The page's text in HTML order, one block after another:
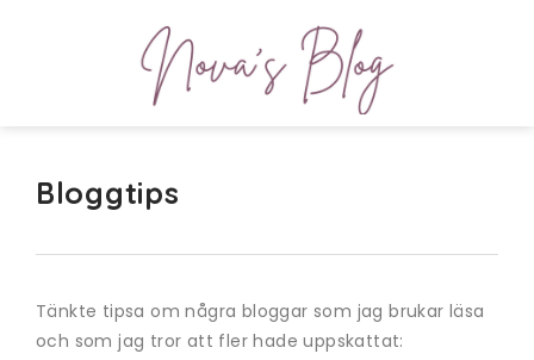
Bloggtips
Tänkte tipsa om några bloggar som jag brukar läsa
och som jag tror att fler hade uppskattat: